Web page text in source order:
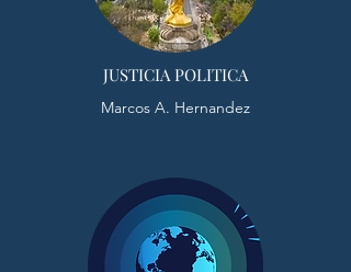
JUSTICIA POLITICA
Marcos A. Hernandez